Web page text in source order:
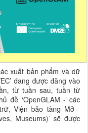
xuất bản phẩm và dữ
đang được đăng vào
từ tuần sau, tuần từ
đề ‘OpenGLAM - các
Viện bảo tàng Mở -
Museums)’ sẽ được